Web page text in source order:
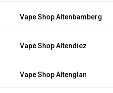
Vape Shop Altenbamberg
Vape Shop Altendiez
Vape Shop Altenglan